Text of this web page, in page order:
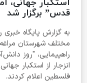
استکبار جهانی،
قدس” برگزار شد
به گزارش پایگاه
راهپیمایی، "روز
انزجار از استکبار
فلسطین اعلام کردند.